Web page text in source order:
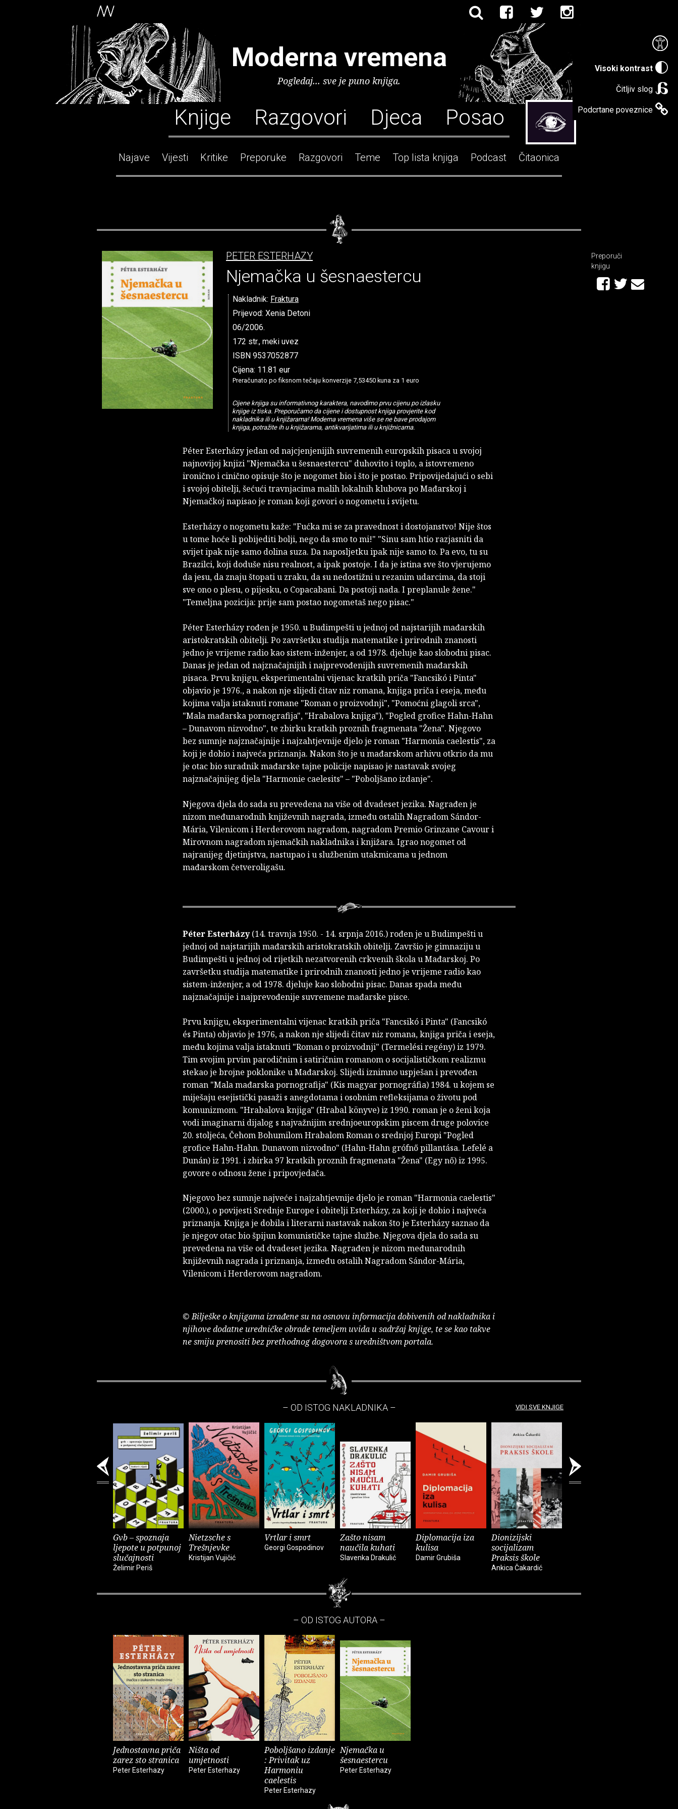
Visoki kontrast
Čitljiv slog
Podcrtane poveznice
Moderna vremena
Pogledaj... sve je puno knjiga.
Knjige Razgovori Djeca Posao
Najave Vijesti Kritike Preporuke Razgovori Teme Top lista knjiga Podcast Čitaonica
PETER ESTERHAZY
Njemačka u šesnaestercu
Nakladnik: Fraktura
Prijevod: Xenia Detoni
06/2006.
172 str., meki uvez
ISBN 9537052877
Cijena: 11.81 eur
Preračunato po fiksnom tečaju konverzije 7,53450 kuna za 1 euro
Cijene knjiga su informativnog karaktera, navodimo prvu cijenu po izlasku
knjige iz tiska. Preporučamo da cijene i dostupnost knjiga provjerite kod
nakladnika ili u knjižarama! Moderna vremena više se ne bave prodajom
knjiga, potražite ih u knjižarama, antikvarijatima ili u knjižnicama.
Péter Esterházy jedan od najcjenjenijih suvremenih europskih pisaca u svojoj
najnovijoj knjizi "Njemačka u šesnaestercu" duhovito i toplo, a istovremeno
ironično i cinično opisuje što je nogomet bio i što je postao. Pripovijedajući o sebi
i svojoj obitelji, šećući travnjacima malih lokalnih klubova po Mađarskoj i
Njemačkoj napisao je roman koji govori o nogometu i svijetu.
Esterházy o nogometu kaže: "Fućka mi se za pravednost i dostojanstvo! Nije štos
u tome hoće li pobijediti bolji, nego da smo to mi!" "Sinu sam htio razjasniti da
svijet ipak nije samo dolina suza. Da naposljetku ipak nije samo to. Pa evo, tu su
Brazilci, koji doduše nisu realnost, a ipak postoje. I da je istina sve što vjerujemo
da jesu, da znaju štopati u zraku, da su nedostižni u rezanim udarcima, da stoji
sve ono o plesu, o pijesku, o Copacabani. Da postoji nada. I preplanule žene."
"Temeljna pozicija: prije sam postao nogometaš nego pisac."
Péter Esterházy rođen je 1950. u Budimpešti u jednoj od najstarijih mađarskih
aristokratskih obitelji. Po završetku studija matematike i prirodnih znanosti
jedno je vrijeme radio kao sistem-inženjer, a od 1978. djeluje kao slobodni pisac.
Danas je jedan od najznačajnijih i najprevođenijih suvremenih mađarskih
pisaca. Prvu knjigu, eksperimentalni vijenac kratkih priča "Fancsikó i Pinta"
objavio je 1976., a nakon nje slijedi čitav niz romana, knjiga priča i eseja, među
kojima valja istaknuti romane "Roman o proizvodnji", "Pomoćni glagoli srca",
"Mala mađarska pornografija", "Hrabalova knjiga"), "Pogled grofice Hahn-Hahn
– Dunavom nizvodno", te zbirku kratkih proznih fragmenata "Žena". Njegovo
bez sumnje najznačajnije i najzahtjevnije djelo je roman "Harmonia caelestis", za
koji je dobio i najveća priznanja. Nakon što je u mađarskom arhivu otkrio da mu
je otac bio suradnik mađarske tajne policije napisao je nastavak svojeg
najznačajnijeg djela "Harmonie caelesits" – "Poboljšano izdanje".
Njegova djela do sada su prevedena na više od dvadeset jezika. Nagrađen je
nizom međunarodnih književnih nagrada, između ostalih Nagradom Sándor-
Mária, Vilenicom i Herderovom nagradom, nagradom Premio Grinzane Cavour i
Mirovnom nagradom njemačkih nakladnika i knjižara. Igrao nogomet od
najranijeg djetinjstva, nastupao i u službenim utakmicama u jednom
mađarskom četveroligašu.
Péter Esterházy(14. travnja 1950. - 14. srpnja 2016.) rođen je u Budimpešti u
jednoj od najstarijih mađarskih aristokratskih obitelji. Završio je gimnaziju u
Budimpešti u jednoj od rijetkih nezatvorenih crkvenih škola u Mađarskoj. Po
završetku studija matematike i prirodnih znanosti jedno je vrijeme radio kao
sistem-inženjer, a od 1978. djeluje kao slobodni pisac. Danas spada među
najznačajnije i najprevođenije suvremene mađarske pisce.
Prvu knjigu, eksperimentalni vijenac kratkih priča "Fancsikó i Pinta" (Fancsikó
és Pinta) objavio je 1976, a nakon nje slijedi čitav niz romana, knjiga priča i eseja,
među kojima valja istaknuti "Roman o proizvodnji" (Termelési regény) iz 1979.
Tim svojim prvim parodičnim i satiričnim romanom o socijalističkom realizmu
stekao je brojne poklonike u Mađarskoj. Slijedi iznimno uspješan i prevođen
roman "Mala mađarska pornografija" (Kis magyar pornográfia) 1984. u kojem se
miješaju esejistički pasaži s anegdotama i osobnim refleksijama o životu pod
komunizmom. "Hrabalova knjiga" (Hrabal könyve) iz 1990. roman je o ženi koja
vodi imaginarni dijalog s najvažnijim srednjoeuropskim piscem druge polovice
20. stoljeća, Čehom Bohumilom Hrabalom Roman o srednjoj Europi "Pogled
grofice Hahn-Hahn. Dunavom nizvodno" (Hahn-Hahn grófnő pillantása. Lefelé a
Dunán) iz 1991. i zbirka 97 kratkih proznih fragmenata "Žena" (Egy nő) iz 1995.
govore o odnosu žene i pripovjedača.
Njegovo bez sumnje najveće i najzahtjevnije djelo je roman "Harmonia caelestis"
(2000.), o povijesti Srednje Europe i obitelji Esterházy, za koji je dobio i najveća
priznanja. Knjiga je dobila i literarni nastavak nakon što je Esterházy saznao da
je njegov otac bio špijun komunističke tajne službe. Njegova djela do sada su
prevedena na više od dvadeset jezika. Nagrađen je nizom međunarodnih
književnih nagrada i priznanja, između ostalih Nagradom Sándor-Mária,
Vilenicom i Herderovom nagradom.
© Bilješke o knjigama izrađene su na osnovu informacija dobivenih od nakladnika i
njihove dodatne uredničke obrade temeljem uvida u sadržaj knjige, te se kao takve
ne smiju prenositi bez prethodnog dogovora s uredništvom portala.
Preporuči
knjigu
– OD ISTOG NAKLADNIKA –
Gvb – spoznaja
ljepote u potpunoj
slučajnosti
Želimir Periš
Nietzsche s
Trešnjevke
Kristijan Vujičić
Vrtlar i smrt
Georgi Gospodinov
Zašto nisam
naučila kuhati
Slavenka Drakulić
Diplomacija iza
kulisa
Damir Grubiša
Dionizijski
socijalizam
Praksis škole
Ankica Čakardić
VIDI SVE KNJIGE
– OD ISTOG AUTORA –
Jednostavna priča
zarez sto stranica
Peter Esterhazy
Ništa od
umjetnosti
Peter Esterhazy
Poboljšano izdanje
: Privitak uz
Harmoniu
caelestis
Peter Esterhazy
Njemačka u
šesnaestercu
Peter Esterhazy